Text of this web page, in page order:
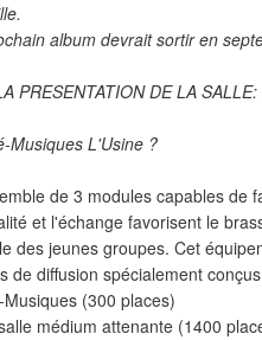
album devrait sortir en
PRESENTATION DE LA SALLE:
Musiques L'Usine ?
de 3 modules capables de
et l'échange favorisent le
des jeunes groupes. Cet
de diffusion spécialement
Musiques (300 places)
médium attenante (1400